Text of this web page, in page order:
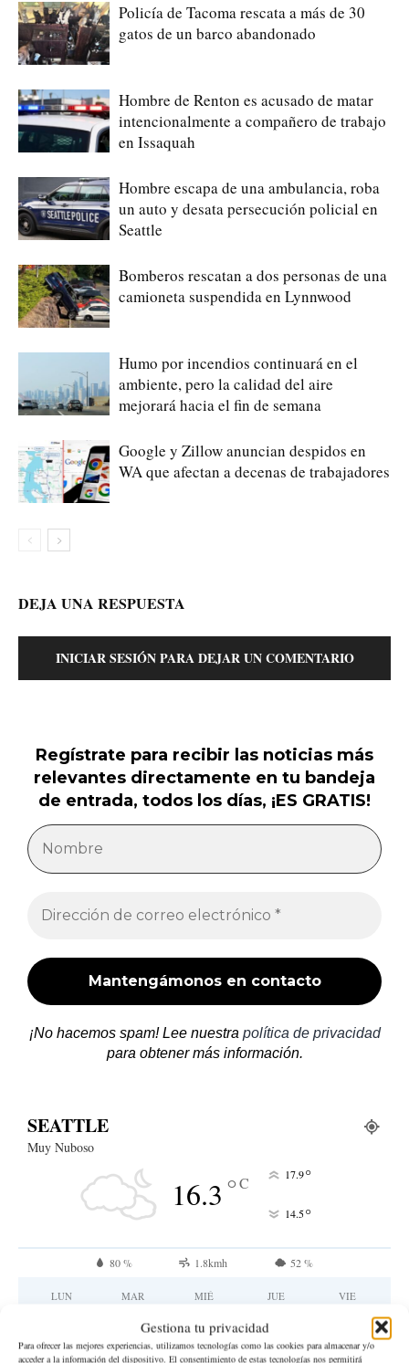
Gestiona tu privacidad
Para ofrecer las mejores experiencias, utilizamos tecnologías como las cookies para almacenar y/o
acceder a la información del dispositivo. El consentimiento de estas tecnologías nos permitirá
Policía de Tacoma rescata a más de 30
gatos de un barco abandonado
Hombre de Renton es acusado de matar
intencionalmente a compañero de trabajo
en Issaquah
Hombre escapa de una ambulancia, roba
un auto y desata persecución policial en
Seattle
Bomberos rescatan a dos personas de una
camioneta suspendida en Lynnwood
Humo por incendios continuará en el
ambiente, pero la calidad del aire
mejorará hacia el fin de semana
Google y Zillow anuncian despidos en
WA que afectan a decenas de trabajadores
DEJA UNA RESPUESTA
INICIAR SESIÓN PARA DEJAR UN COMENTARIO
Regístrate para recibir las noticias más
relevantes directamente en tu bandeja
de entrada, todos los días, ¡ES GRATIS!
¡No hacemos spam! Lee nuestra política de privacidad
para obtener más información.
SEATTLE
Muy Nuboso
16.3°C 17.9°
14.5°
80 % 1.8kmh 52 %
LUN MAR MIÉ JUE VIE